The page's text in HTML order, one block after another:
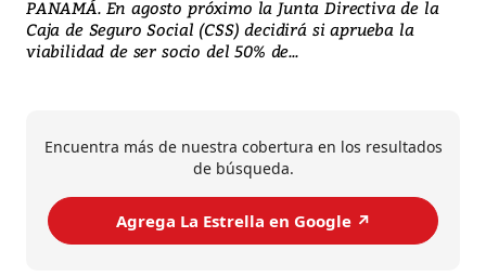
PANAMÁ. En agosto próximo la Junta Directiva de la
Caja de Seguro Social (CSS) decidirá si aprueba la
viabilidad de ser socio del 50% de...
Encuentra más de nuestra cobertura en los resultados
de búsqueda.
Agrega La Estrella en Google ↗️